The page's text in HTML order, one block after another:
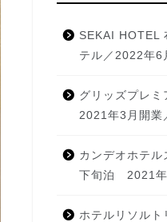
SEKAI HOTEL
テル／2022年6
グリッズプレ
2021年3月開業
カンデオホテル
下旬泊 2021年
ホテルリソルト